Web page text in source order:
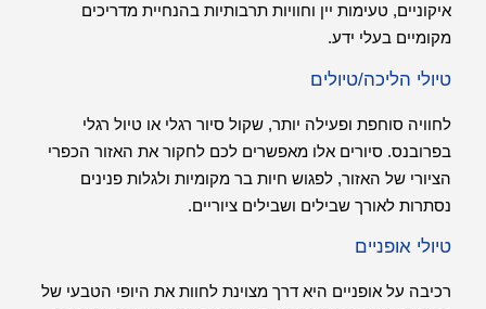
איקוניים, טעימות יין וחוויות תרבותיות בהנחיית מדריכים
מקומיים בעלי ידע.
טיולי הליכה/טיולים
לחוויה סוחפת ופעילה יותר, שקול סיור רגלי או טיול רגלי
בפרובנס. סיורים אלו מאפשרים לכם לחקור את האזור הכפרי
הציורי של האזור, לפגוש חיות בר מקומיות ולגלות פנינים
נסתרות לאורך שבילים ושבילים ציוריים.
טיולי אופניים
רכיבה על אופניים היא דרך מצוינת לחוות את היופי הטבעי של